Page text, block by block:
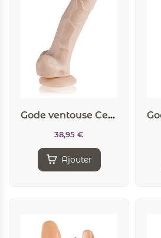
Gode ventouse Cesar
38,95 €
Ajouter